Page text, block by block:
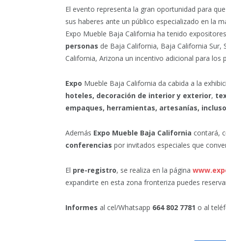
El evento representa la gran oportunidad para
sus haberes ante un público especializado en la
Expo Mueble Baja California ha tenido
personas de Baja California, Baja California
California, Arizona un incentivo adicional para los
Expo Mueble Baja California da cabida a la
hoteles, decoración de interior y exterior,
empaques, herramientas, artesanías,
Además Expo Mueble Baja California contará,
conferencias por invitados especiales que
El pre-registro, se realiza en la página
expandirte en esta zona fronteriza puedes
Informes al cel/Whatsapp 664 802 7781 o al